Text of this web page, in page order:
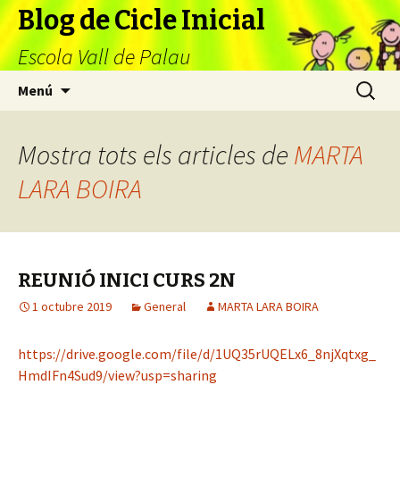
Blog de Cicle Inicial
Escola Vall de Palau
Menú Cerca:
Mostra tots els articles de MARTA
LARA BOIRA
REUNIÓ INICI CURS 2N
1 octubre 2019 General MARTA LARA BOIRA
https://drive.google.com/file/d/1UQ35rUQELx6_8njXqtxg_
HmdIFn4Sud9/view?usp=sharing